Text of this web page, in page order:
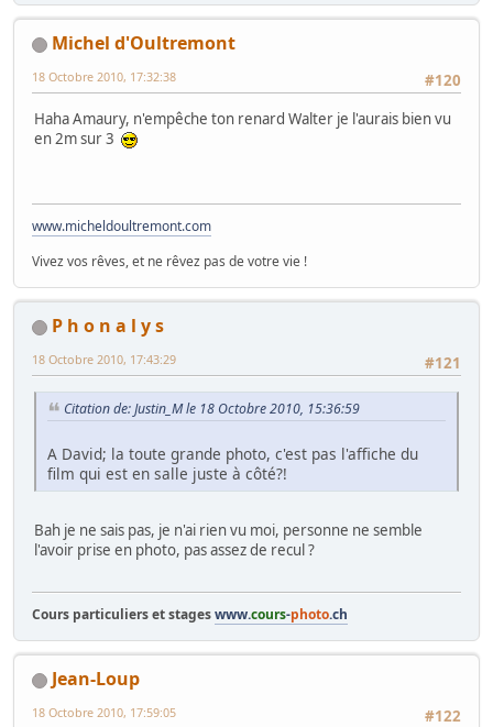
Michel d'Oultremont
#120
18 Octobre 2010, 17:32:38
Haha Amaury, n'empêche ton renard Walter je l'aurais bien vu
en 2m sur 3
www.micheldoultremont.com
Vivez vos rêves, et ne rêvez pas de votre vie !
P h o n a l y s
#121
18 Octobre 2010, 17:43:29
Citation de: Justin_M le 18 Octobre 2010, 15:36:59
A David; la toute grande photo, c'est pas l'affiche du
film qui est en salle juste à côté?!
Bah je ne sais pas, je n'ai rien vu moi, personne ne semble
l'avoir prise en photo, pas assez de recul ?
Cours particuliers et stageswww.cours-photo.ch
Jean-Loup
#122
18 Octobre 2010, 17:59:05